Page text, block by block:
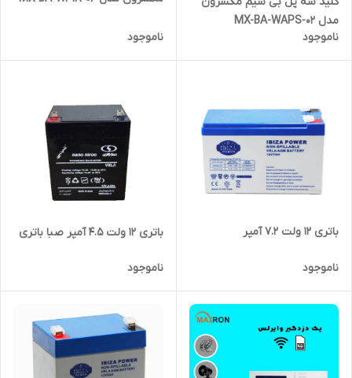
مدل MX-BA-WAPS-02
ناموجود
ناموجود
باتری 12 ولت 7.2 آمپر
ناموجود
باتری 12 ولت 4.5 آمپر صبا باتری
ناموجود